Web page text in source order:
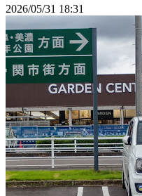
2026/05/31 18:31